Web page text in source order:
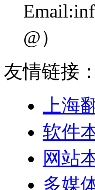
@）
友情链接：
上海
软件
网站
多媒